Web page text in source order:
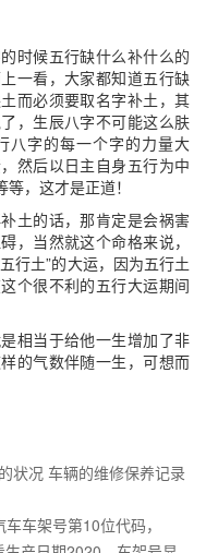
时候五行缺什么补什么的
一看，大家都知道五行缺
而必须要取名字补土，其
，生辰八字不可能这么肤
八字的每一个字的力量大
然后以日主自身五行为中
，这才是正道！
土的话，那肯定是会祸害
，当然就这个命格来说，
行土”的大运，因为五行土
个很不利的五行大运期间
相当于给他一生增加了非
的气数伴随一生，可想而
状况 车辆的维修保养记录
车架号第10位代码，